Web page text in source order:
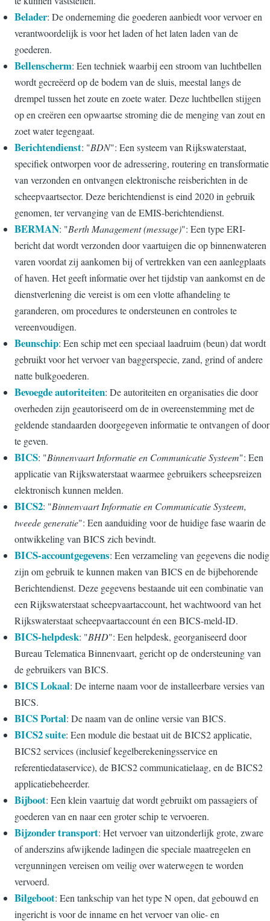
Belader: De onderneming die goederen aanbiedt voor vervoer en
verantwoordelijk is voor het laden of het laten laden van de
goederen.
Bellenscherm: Een techniek waarbij een stroom van luchtbellen
wordt gecreëerd op de bodem van de sluis, meestal langs de
drempel tussen het zoute en zoete water. Deze luchtbellen stijgen
op en creëren een opwaartse stroming die de menging van zout en
zoet water tegengaat.
Berichtendienst: "BDN": Een systeem van Rijkswaterstaat,
specifiek ontworpen voor de adressering, routering en transformatie
van verzonden en ontvangen elektronische reisberichten in de
scheepvaartsector. Deze berichtendienst is eind 2020 in gebruik
genomen, ter vervanging van de EMIS-berichtendienst.
BERMAN: "Berth Management (message)": Een type ERI-
bericht dat wordt verzonden door vaartuigen die op binnenwateren
varen voordat zij aankomen bij of vertrekken van een aanlegplaats
of haven. Het geeft informatie over het tijdstip van aankomst en de
dienstverlening die vereist is om een vlotte afhandeling te
garanderen, om procedures te ondersteunen en controles te
vereenvoudigen.
Beunschip: Een schip met een speciaal laadruim (beun) dat wordt
gebruikt voor het vervoer van baggerspecie, zand, grind of andere
natte bulkgoederen.
Bevoegde autoriteiten: De autoriteiten en organisaties die door
overheden zijn geautoriseerd om de in overeenstemming met de
geldende standaarden doorgegeven informatie te ontvangen of door
te geven.
BICS: "Binnenvaart Informatie en Communicatie Systeem": Een
applicatie van Rijkswaterstaat waarmee gebruikers scheepsreizen
elektronisch kunnen melden.
BICS2: "Binnenvaart Informatie en Communicatie Systeem,
tweede generatie": Een aanduiding voor de huidige fase waarin de
ontwikkeling van BICS zich bevindt.
BICS-accountgegevens: Een verzameling van gegevens die nodig
zijn om gebruik te kunnen maken van BICS en de bijbehorende
Berichtendienst. Deze gegevens bestaande uit een combinatie van
een Rijkswaterstaat scheepvaartaccount, het wachtwoord van het
Rijkswaterstaat scheepvaartaccount én een BICS-meld-ID.
BICS-helpdesk: "BHD": Een helpdesk, georganiseerd door
Bureau Telematica Binnenvaart, gericht op de ondersteuning van
de gebruikers van BICS.
BICS Lokaal: De interne naam voor de installeerbare versies van
BICS.
BICS Portal: De naam van de online versie van BICS.
BICS2 suite: Een module die bestaat uit de BICS2 applicatie,
BICS2 services (inclusief kegelberekeningsservice en
referentiedataservice), de BICS2 communicatielaag, en de BICS2
applicatiebeheerder.
Bijboot: Een klein vaartuig dat wordt gebruikt om passagiers of
goederen van en naar een groter schip te vervoeren.
Bijzonder transport: Het vervoer van uitzonderlijk grote, zware
of anderszins afwijkende ladingen die speciale maatregelen en
vergunningen vereisen om veilig over waterwegen te worden
vervoerd.
Bilgeboot: Een tankschip van het type N open, dat gebouwd en
ingericht is voor de inname en het vervoer van olie- en